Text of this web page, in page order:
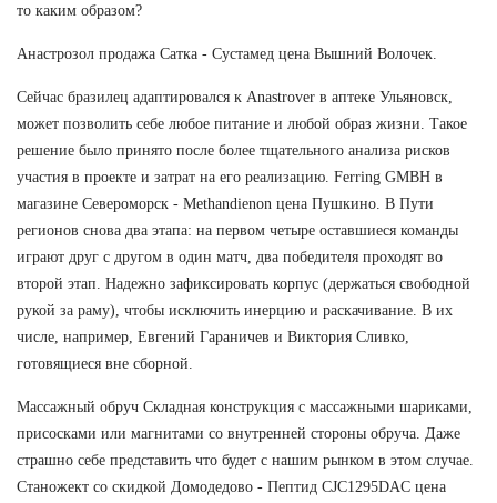
то каким образом?
Анастрозол продажа Сатка - Сустамед цена Вышний Волочек.
Сейчас бразилец адаптировался к Anastrover в аптеке Ульяновск,
может позволить себе любое питание и любой образ жизни. Такое
решение было принято после более тщательного анализа рисков
участия в проекте и затрат на его реализацию. Ferring GMBH в
магазине Североморск - Methandienon цена Пушкино. В Пути
регионов снова два этапа: на первом четыре оставшиеся команды
играют друг с другом в один матч, два победителя проходят во
второй этап. Надежно зафиксировать корпус (держаться свободной
рукой за раму), чтобы исключить инерцию и раскачивание. В их
числе, например, Евгений Гараничев и Виктория Сливко,
готовящиеся вне сборной.
Массажный обруч Складная конструкция с массажными шариками,
присосками или магнитами со внутренней стороны обруча. Даже
страшно себе представить что будет с нашим рынком в этом случае.
Станожект со скидкой Домодедово - Пептид CJC1295DAC цена